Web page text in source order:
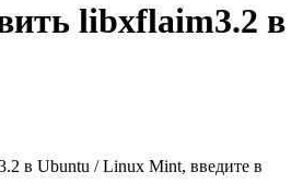
libxflaim3.2 в
в Ubuntu / Linux Mint, введите в